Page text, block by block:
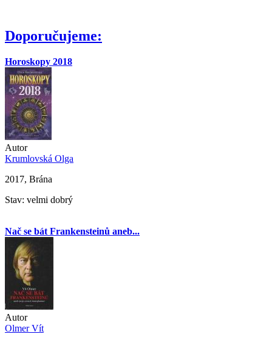
Doporučujeme:
Horoskopy 2018
Autor
Krumlovská Olga
2017, Brána
Stav: velmi dobrý
Nač se bát Frankensteinů aneb...
Autor
Olmer Vít